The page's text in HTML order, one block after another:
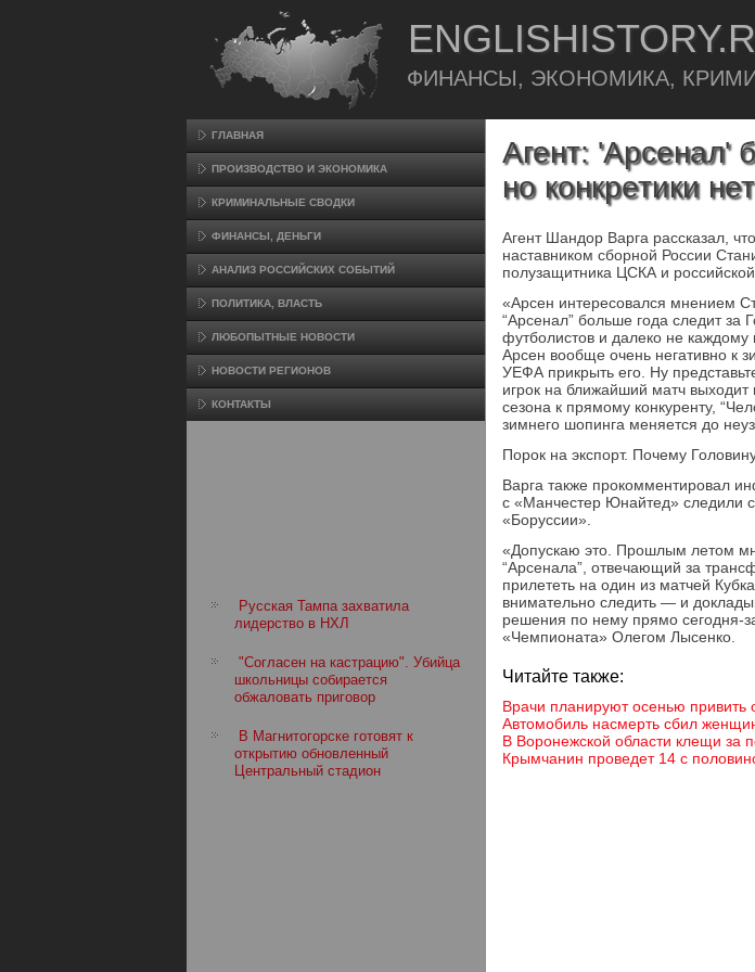
ФИНАНСЫ, ЭКОНОМИКА,
ГЛАВНАЯ
ПРОИЗВΟДСТВО И ЭКОНОМИКА
КРИМИНАЛЬНЫЕ СВОДКИ
ФИНАНСЫ, ДЕНЬГИ
АНАЛИЗ РОССИЙСКИХ СОБЫТИЙ
ПОЛИТИКА, ВЛАСТЬ
ЛЮБОПЫТНЫЕ НОВОСТИ
НОВОСТИ РЕГИОНОВ
КОНТАКТЫ
Русская Тампа захватила
лидерство в НХЛ
"Согласен на кастрацию". Убийца
школьницы собирается
обжаловать приговор
В Магнитогорске готовят к
открытию обновленный
Центральный стадион
Агент: 'Арсенал'
но конкретики нет
Агент Шандор Варга рассказал,
наставником сборной России
полузащитника ЦСКА и
«Арсен интересовался мнением
“Арсенал” больше года следит за
футболистов и далеко не каждому
Арсен вообще очень негативно к
УЕФА прикрыть его. Ну
игрок на ближайший матч выходит
сезона к прямому конкуренту,
зимнего шопинга меняется до
Порок на экспорт. Почему
Варга также прокомментировал
с «Манчестер Юнайтед» следили
«Боруссии».
«Допускаю это. Прошлым летом
“Арсенала”, отвечающий за
прилететь на один из матчей
внимательно следить — и
решения по нему прямо сегодня-
«Чемпионата» Олегом Лысенко.
Читайте также:
Врачи планируют осенью привить
Автомобиль насмерть сбил
В Воронежской области клещи за
Крымчанин проведет 14 с